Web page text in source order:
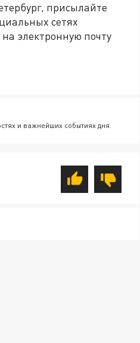
присылайте
сетях
электронную почту
и важнейших событиях дня.